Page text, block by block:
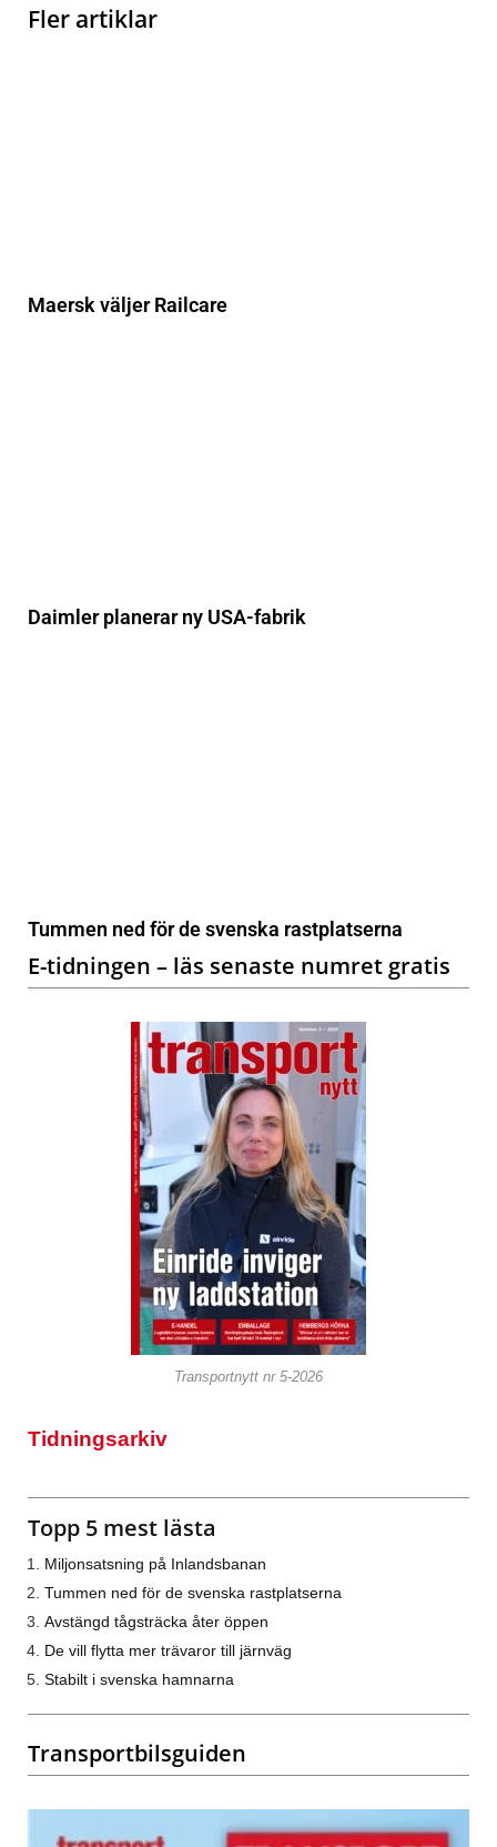
Fler artiklar
Maersk väljer Railcare
Daimler planerar ny USA-fabrik
Tummen ned för de svenska rastplatserna
E-tidningen – läs senaste numret gratis
Transportnytt nr 5-2026
Tidningsarkiv
Topp 5 mest lästa
Miljonsatsning på Inlandsbanan
Tummen ned för de svenska rastplatserna
Avstängd tågsträcka åter öppen
De vill flytta mer trävaror till järnväg
Stabilt i svenska hamnarna
Transportbilsguiden